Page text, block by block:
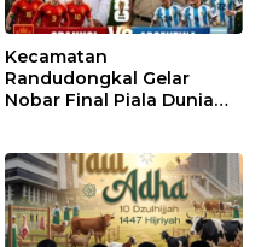
Kecamatan
Randudongkal Gelar
Nobar Final Piala Dunia